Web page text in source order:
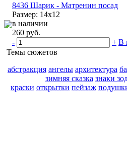
8436 Шарик - Матренин посад
Размер: 14х12
в наличии
260 руб.
-
+ В
Темы сюжетов
абстракция ангелы архитектура
зимняя сказка знаки
краски открытки пейзаж